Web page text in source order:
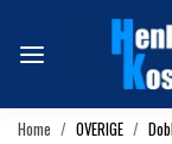
Home OVERIGE